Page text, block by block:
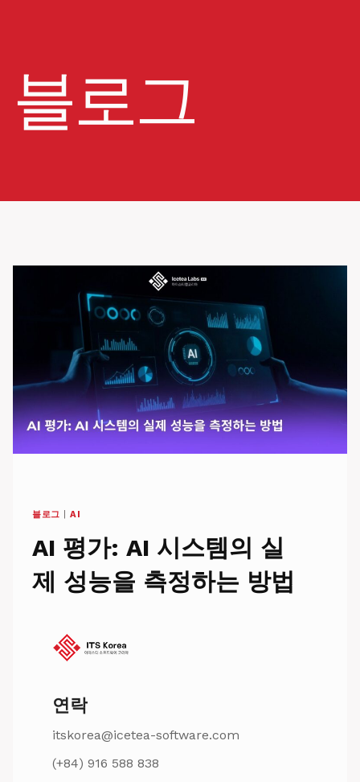
블로그
블로그 |AI
AI 평가: AI 시스템의 실
제 성능을 측정하는 방법
연락
itskorea@icetea-software.com
(+84) 916 588 838